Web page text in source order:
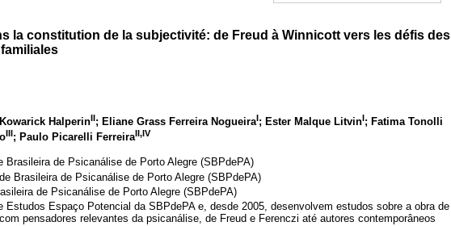
la constitution de la subjectivité: de Freud à Winnicott vers les défis des
HalperinII; Eliane Grass Ferreira NogueiraI; Ester Malque LitvinI; Fatima Tonolli
III; Paulo Picarelli FerreiraII,IV
Brasileira de Psicanálise de Porto Alegre (SBPdePA)
Brasileira de Psicanálise de Porto Alegre (SBPdePA)
de Psicanálise de Porto Alegre (SBPdePA)
Estudos Espaço Potencial da SBPdePA e, desde 2005, desenvolvem estudos sobre a obra de
pensadores relevantes da psicanálise, de Freud e Ferenczi até autores contemporâneos